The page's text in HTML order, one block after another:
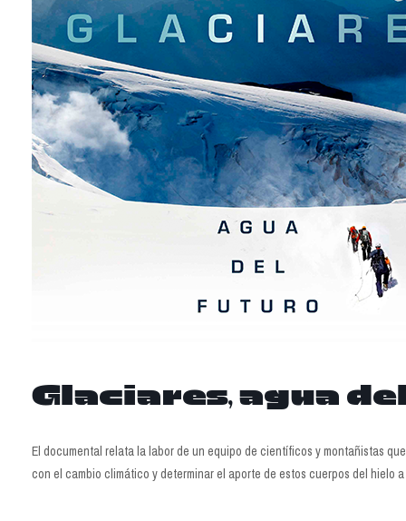
Glaciares, agua
El documental relata la labor de un equipo de científicos y montañistas
con el cambio climático y determinar el aporte de estos cuerpos del hielo